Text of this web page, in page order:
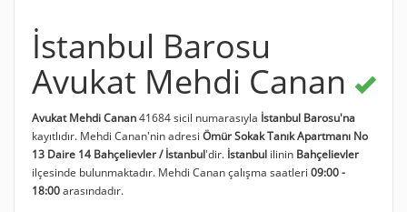
İstanbul Barosu
Avukat Mehdi Canan
Avukat Mehdi Canan41684 sicil numarasıyla İstanbul Barosu'na
kayıtlıdır. Mehdi Canan'nin adresi Ömür Sokak Tanık Apartmanı No
13 Daire 14 Bahçelievler / İstanbul'dir. İstanbul ilinin Bahçelievler
ilçesinde bulunmaktadır. Mehdi Canan çalışma saatleri 09:00 -
18:00arasındadır.